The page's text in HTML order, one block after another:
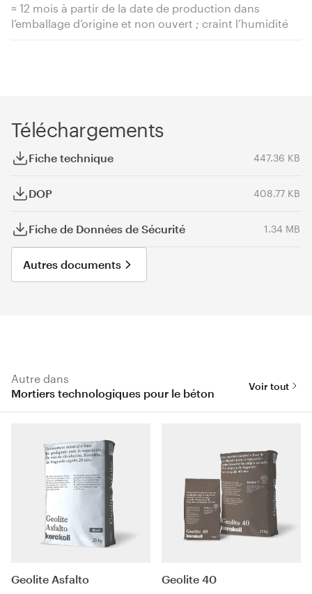
≈ 12 mois à partir de la date de production dans
l’emballage d’origine et non ouvert ; craint l’humidité
Téléchargements
Fiche technique 447.36 KB
DOP 408.77 KB
Fiche de Données de Sécurité 1.34 MB
Autres documents
Autre dans
Mortiers technologiques pour le béton
Voir tout
Geolite Asfalto Geolite 40